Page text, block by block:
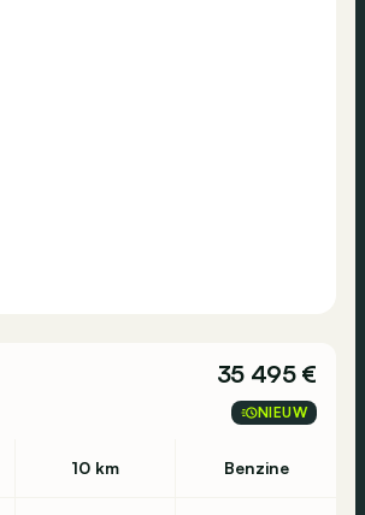
35 495 €
NIEUW
10 km Benzine